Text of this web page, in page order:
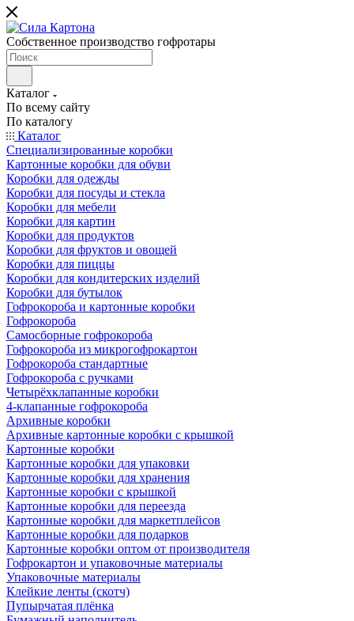
Собственное производство гофротары
Каталог
По всему сайту
По каталогу
Каталог
Специализированные коробки
Картонные коробки для обуви
Коробки для одежды
Коробки для посуды и стекла
Коробки для мебели
Коробки для картин
Коробки для продуктов
Коробки для фруктов и овощей
Коробки для пиццы
Коробки для кондитерских изделий
Коробки для бутылок
Гофрокороба и картонные коробки
Гофрокороба
Самосборные гофрокороба
Гофрокороба из микрогофрокартон
Гофрокороба стандартные
Гофрокороба с ручками
Четырёхклапанные коробки
4-клапанные гофрокороба
Архивные коробки
Архивные картонные коробки с крышкой
Картонные коробки
Картонные коробки для упаковки
Картонные коробки для хранения
Картонные коробки с крышкой
Картонные коробки для переезда
Картонные коробки для маркетплейсов
Картонные коробки для подарков
Картонные коробки оптом от производителя
Гофрокартон и упаковочные материалы
Упаковочные материалы
Клейкие ленты (скотч)
Пупырчатая плёнка